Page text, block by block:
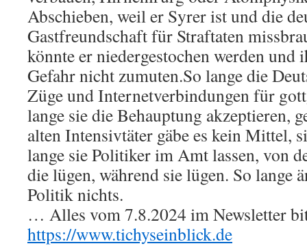
Abschieben, weil er Syrer ist und die
Gastfreundschaft für Straftaten
könnte er niedergestochen werden und
Gefahr nicht zumuten.So lange die
Züge und Internetverbindungen für
lange sie die Behauptung akzeptieren,
alten Intensivtäter gäbe es kein Mittel,
lange sie Politiker im Amt lassen, von
die lügen, während sie lügen. So lange
Politik nichts.
… Alles vom 7.8.2024 im Newsletter
https://www.tichyseinblick.de